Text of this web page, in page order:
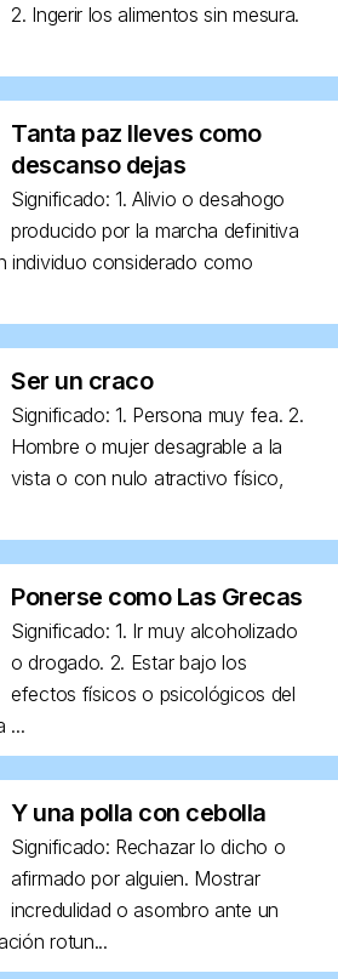
2. Ingerir los alimentos sin mesura.
Tanta paz lleves como
descanso dejas
Significado: 1. Alivio o desahogo
producido por la marcha definitiva
individuo considerado como
Ser un craco
Significado: 1. Persona muy fea. 2.
Hombre o mujer desagrable a la
vista o con nulo atractivo físico,
Ponerse como Las Grecas
Significado: 1. Ir muy alcoholizado
o drogado. 2. Estar bajo los
efectos físicos o psicológicos del
...
Y una polla con cebolla
Significado: Rechazar lo dicho o
afirmado por alguien. Mostrar
incredulidad o asombro ante un
rotun...